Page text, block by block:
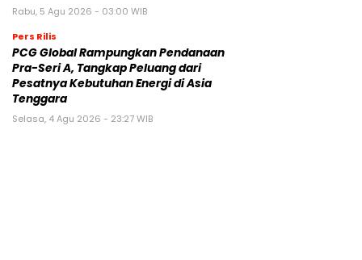
Rabu, 5 Agu 2026 - 03:00 WIB
Pers Rilis
PCG Global Rampungkan Pendanaan
Pra-Seri A, Tangkap Peluang dari
Pesatnya Kebutuhan Energi di Asia
Tenggara
Selasa, 4 Agu 2026 - 23:27 WIB